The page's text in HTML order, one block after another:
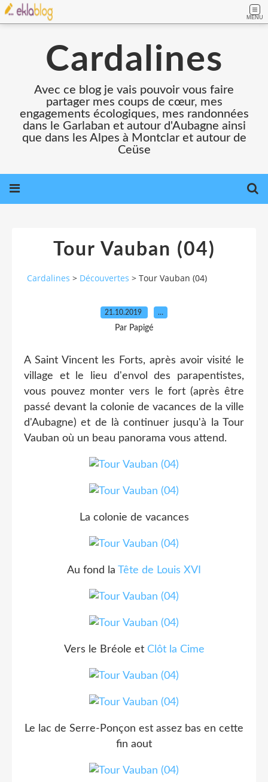
MENU
Cardalines
Avec ce blog je vais pouvoir vous faire
partager mes coups de cœur, mes
engagements écologiques, mes randonnées
dans le Garlaban et autour d'Aubagne ainsi
que dans les Alpes à Montclar et autour de
Ceüse
Tour Vauban (04)
Cardalines > Découvertes > Tour Vauban (04)
21.10.2019 …
Par Papigé
A Saint Vincent les Forts, après avoir visité le
village et le lieu d'envol des parapentistes,
vous pouvez monter vers le fort (après être
passé devant la colonie de vacances de la ville
d'Aubagne) et de là continuer jusqu'à la Tour
Vauban où un beau panorama vous attend.
La colonie de vacances
Au fond la Tête de Louis XVI
Vers le Bréole et Clôt la Cime
Le lac de Serre-Ponçon est assez bas en cette
fin aout